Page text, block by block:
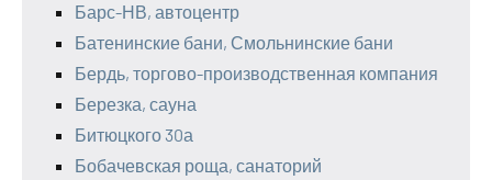
Барс-НВ, автоцентр
Батенинские бани, Смольнинские бани
Бердь, торгово-производственная компания
Березка, сауна
Битюцкого 30а
Бобачевская роща, санаторий